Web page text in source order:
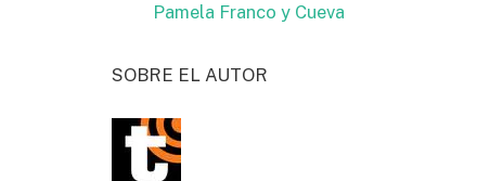
Pamela Franco y Cueva
SOBRE EL AUTOR